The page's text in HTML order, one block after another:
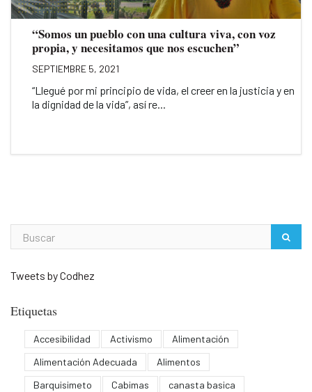
“Somos un pueblo con una cultura viva, con voz
propia, y necesitamos que nos escuchen”
SEPTIEMBRE 5, 2021
“Llegué por mi principio de vida, el creer en la justicia y en
la dignidad de la vida”, así re...
Tweets by Codhez
Etiquetas
Accesibilidad Activismo
Alimentación
Alimentación Adecuada
Alimentos
Barquisimeto
Cabimas
canasta basica